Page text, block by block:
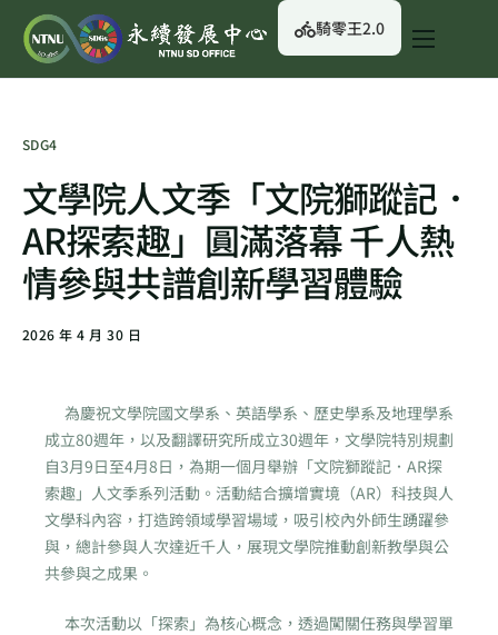
關於我們
永續資訊
校園綠生活
English
騎零王2.0
SDG4
文學院人文季「文院獅蹤記．
AR探索趣」圓滿落幕 千人熱
情參與共譜創新學習體驗
2026 年 4 月 30 日
為慶祝文學院國文學系、英語學系、歷史學系及地理學系
成立80週年，以及翻譯研究所成立30週年，文學院特別規劃
自3月9日至4月8日，為期一個月舉辦「文院獅蹤記．AR探
索趣」人文季系列活動。活動結合擴增實境（AR）科技與人
文學科內容，打造跨領域學習場域，吸引校內外師生踴躍參
與，總計參與人次達近千人，展現文學院推動創新教學與公
共參與之成果。
本次活動以「探索」為核心概念，透過闖關任務與學習單